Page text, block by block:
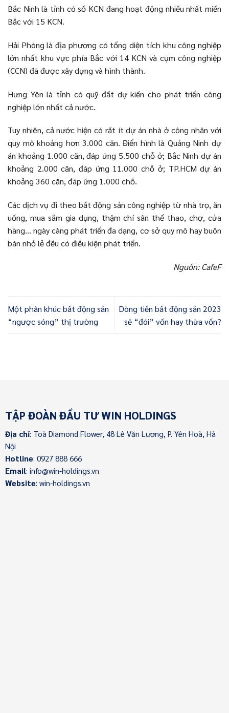
Bắc Ninh là tỉnh có số KCN đang hoạt động nhiều nhất miền
Bắc với 15 KCN.
Hải Phòng là địa phương có tổng diện tích khu công nghiệp
lớn nhất khu vực phía Bắc với 14 KCN và cụm công nghiệp
(CCN) đã được xây dựng và hình thành.
Hưng Yên là tỉnh có quỹ đất dự kiến cho phát triển công
nghiệp lớn nhất cả nước.
Tuy nhiên, cả nước hiện có rất ít dự án nhà ở công nhân với
quy mô khoảng hơn 3.000 căn. Điển hình là Quảng Ninh dự
án khoảng 1.000 căn, đáp ứng 5.500 chỗ ở; Bắc Ninh dự án
khoảng 2.000 căn, đáp ứng 11.000 chỗ ở; TP.HCM dự án
khoảng 360 căn, đáp ứng 1.000 chỗ.
Các dịch vụ đi theo bất động sản công nghiệp từ nhà trọ, ăn
uống, mua sắm gia dụng, thậm chí sân thể thao, chợ, cửa
hàng… ngày càng phát triển đa dạng, cơ sở quy mô hay buôn
bán nhỏ lẻ đều có điều kiện phát triển.
Nguồn: CafeF
Một phân khúc bất động sản
“ngược sóng” thị trường
Dòng tiền bất động sản 2023
sẽ “đói” vốn hay thừa vốn?
TẬP ĐOÀN ĐẦU TƯ WIN HOLDINGS
Địa chỉ: Toà Diamond Flower, 48 Lê Văn Lương, P. Yên Hoà, Hà
Nội
Hotline: 0927 888 666
Email: info@win-holdings.vn
Website: win-holdings.vn